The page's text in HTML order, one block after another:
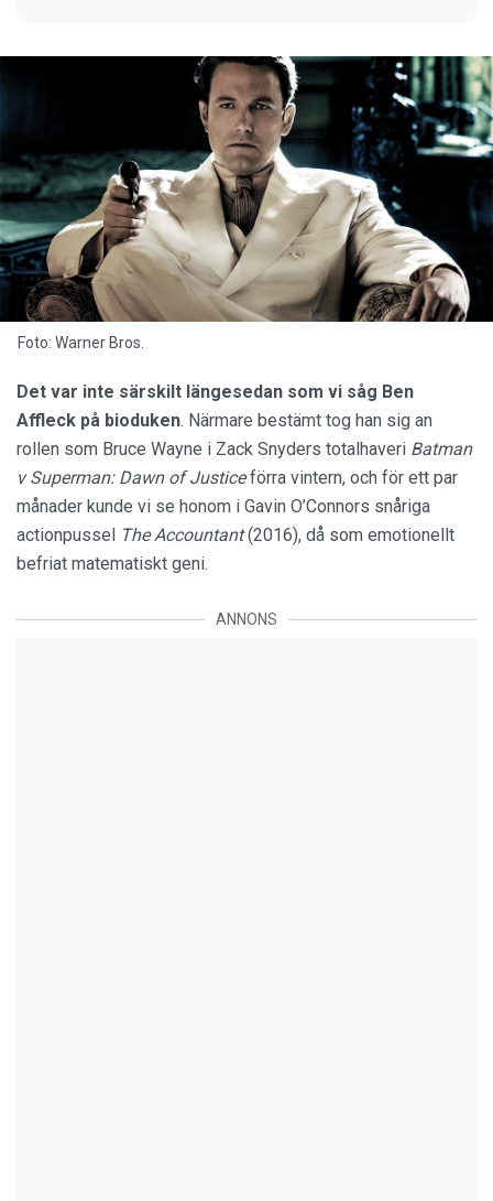
Foto: Warner Bros.
Det var inte särskilt längesedan som vi såg Ben
Affleck på bioduken. Närmare bestämt tog han sig an
rollen som Bruce Wayne i Zack Snyders totalhaveri Batman
v Superman: Dawn of Justiceförra vintern, och för ett par
månader kunde vi se honom i Gavin O’Connors snåriga
actionpussel The Accountant(2016), då som emotionellt
befriat matematiskt geni.
ANNONS